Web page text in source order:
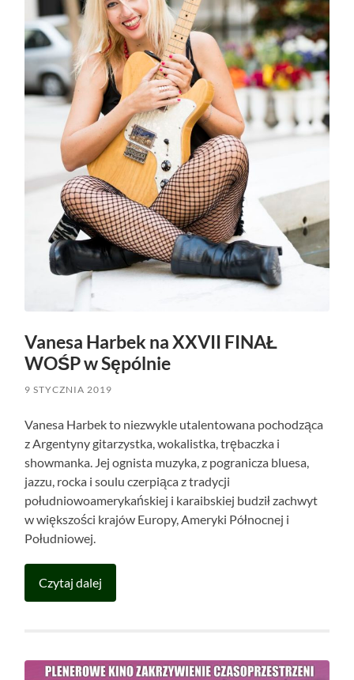
Vanesa Harbek na XXVII FINAŁ
WOŚP w Sępólnie
9 STYCZNIA 2019
Vanesa Harbek to niezwykle utalentowana pochodząca
z Argentyny gitarzystka, wokalistka, trębaczka i
showmanka. Jej ognista muzyka, z pogranicza bluesa,
jazzu, rocka i soulu czerpiąca z tradycji
południowoamerykańskiej i karaibskiej budził zachwyt
w większości krajów Europy, Ameryki Północnej i
Południowej.
Czytaj dalej